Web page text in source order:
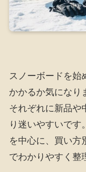
スノーボードを始
かかるか気になり
それぞれに新品や
り迷いやすいで
を中心に、買い方
でわかりやすく整